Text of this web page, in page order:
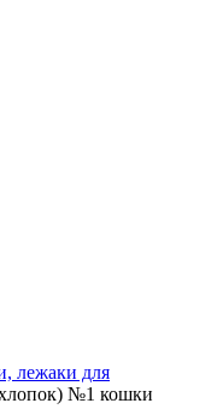
лежаки для
№1 кошки